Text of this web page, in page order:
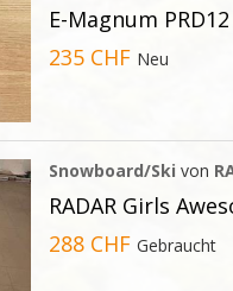
E-Magnum
235 CHF Neu
Snowboard/Ski von
RADAR Girls
288 CHFGebraucht